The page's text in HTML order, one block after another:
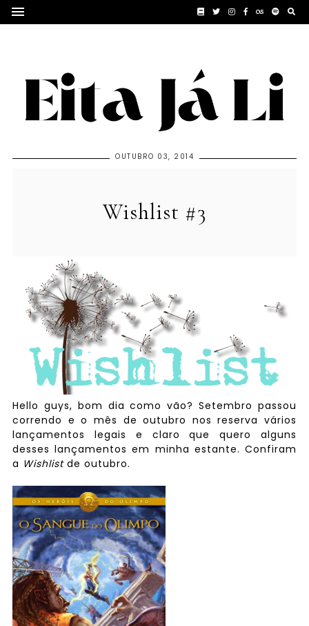
OUTUBRO 03, 2014
Wishlist #3
Hello guys, bom dia como vão? Setembro passou
correndo e o mês de outubro nos reserva vários
lançamentos legais e claro que quero alguns
desses lançamentos em minha estante. Confiram
a Wishlistde outubro.